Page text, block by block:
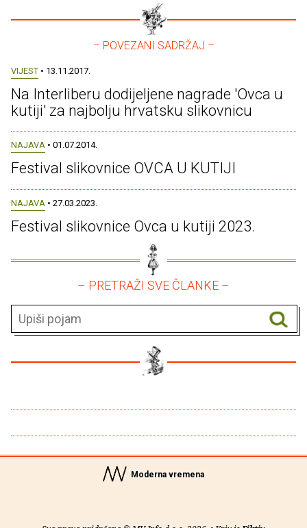
– POVEZANI SADRŽAJ –
VIJEST • 13.11.2017.
Na Interliberu dodijeljene nagrade 'Ovca u
kutiji' za najbolju hrvatsku slikovnicu
NAJAVA • 01.07.2014.
Festival slikovnice OVCA U KUTIJI
NAJAVA • 27.03.2023.
Festival slikovnice Ovca u kutiji 2023.
– PRETRAŽI SVE ČLANKE –
Moderna vremena